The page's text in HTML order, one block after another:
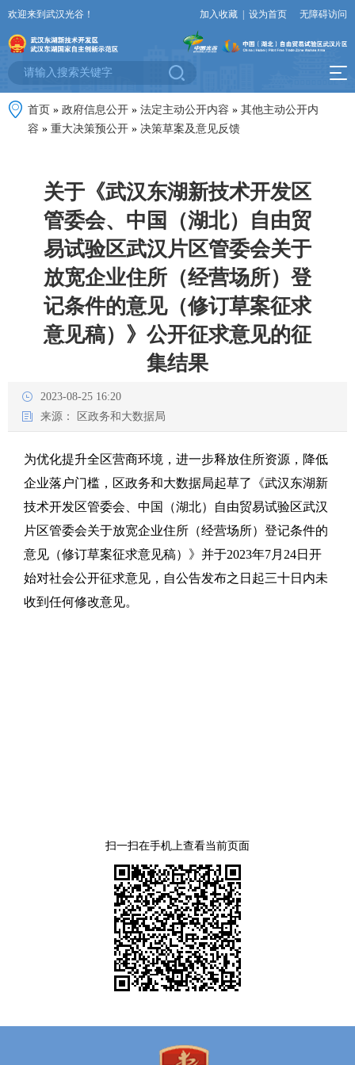
欢迎来到武汉光谷！ 加入收藏 设为首页 无障碍访问
首页 » 政府信息公开 » 法定主动公开内容 » 其他主动公开内
容 » 重大决策预公开 » 决策草案及意见反馈
关于《武汉东湖新技术开发区
管委会、中国（湖北）自由贸
易试验区武汉片区管委会关于
放宽企业住所（经营场所）登
记条件的意见（修订草案征求
意见稿）》公开征求意见的征
集结果
2023-08-25 16:20
来源：
区政务和大数据局
为优化提升全区营商环境，进一步释放住所资源，降低
企业落户门槛，区政务和大数据局起草了《武汉东湖新
技术开发区管委会、中国（湖北）自由贸易试验区武汉
片区管委会关于放宽企业住所（经营场所）登记条件的
意见（修订草案征求意见稿）》并于2023年7月24日开
始对社会公开征求意见，自公告发布之日起三十日内未
收到任何修改意见。
扫一扫在手机上查看当前页面